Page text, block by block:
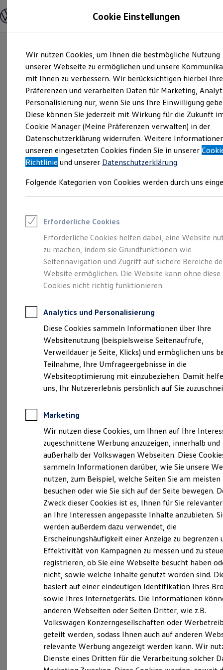
Hauptinhalt
springen
Footer
springen
Modelle und Konfigurator
Modelle vergleichen
Elektroautos
ENERGY Sondermodelle
Nutzfahrzeuge
SUV und CUV
Familienautos
Kombis
Kompaktwagen
Sportwagen
Schnell verfügbare Fahrzeuge
Angebote und Produkte
Aktuelle Angebote
E-Auto-Förderung
Volkswagen Marktplatz
Junge Gebrauchtwagen und Gebrauchtwagen
Saisonangebote
Leasing
Leasing-Angebote
Gebrauchtwagen Leasing
Junge Gebrauchtwagen-Leasing
Elektroauto Leasing
Kleinwagen-Leasing
Leasing ohne Anzahlung
Autokredit mit Schlussrate
Versicherungen und Garantien
Kfz-Versicherung
Restschuldversicherungen
Garantien
Wartungsverträge
Geschäftskunden
Professional Class bei Volkswagen
Großkunden
Behörden
Anpfiff zum Gewinn
Elektroautos
ID. Tutorials
Elektrofahrzeugkonzepte
Reichweite
Reichweite der ID. Modelle
Reichweite im Winter
Laden
Laden unterwegs
Laden Zuhause
Ladezeitensimulator
Batterie
Sicherheit
Garantie und Lebensdauer
Nachhaltigkeit
Technologie
Kosten und Kauf
Verbrauchskosten
Kaufoptionen
E-Auto-Förderung
Software und Konnektivität
Die ID. Software 6
ID. Software Versionen und Updates
Digitale Extras
Schnittstellen zu Ihrem ID.
Eine Klasse für sich.
Der Golf.
Impressum & Rechtliches
Probefahrt vereinbaren
Fahrzeugangebot anfordern
Servicetermin buchen
Serviceanfrage stellen
Details des Golf
Cookie Einstellungen
Wir nutzen Cookies, um Ihnen die bestmögliche Nutzung
unserer Webseite zu ermöglichen und unsere
mit Ihnen zu verbessern. Wir berücksichtigen hierbei Ihre
Präferenzen und verarbeiten Daten für Marketing,
Personalisierung nur, wenn Sie uns Ihre Einwilligung
Diese können Sie jederzeit mit Wirkung für die Zukunft
Cookie Manager (Meine Präferenzen verwalten) in der
Datenschutzerklärung widerrufen. Weitere
unseren eingesetzten Cookies finden Sie in unserer
Richtlinie und unserer Datenschutzerklärung.
Folgende Kategorien von Cookies werden durch uns
Erforderliche Cookies
Erforderliche Cookies helfen dabei, eine Website
zu machen, indem sie Grundfunktionen wie
Seitennavigation und Zugriff auf sichere Bereiche
Website ermöglichen. Die Website kann ohne diese
Cookies nicht richtig funktionieren.
Analytics und Personalisierung
Diese Cookies sammeln Informationen über Ihre
Websitenutzung (beispielsweise Seitenaufrufe,
Verweildauer je Seite, Klicks) und ermöglichen uns
Teilnahme, Ihre Umfrageergebnisse in die
Websiteoptimierung mit einzubeziehen. Damit
uns, Ihr Nutzererlebnis persönlich auf Sie
Marketing
Wir nutzen diese Cookies, um Ihnen auf Ihre
zugeschnittene Werbung anzuzeigen, innerhalb und
außerhalb der Volkswagen Webseiten. Diese
sammeln Informationen darüber, wie Sie unsere
nutzen, zum Beispiel, welche Seiten Sie am meisten
besuchen oder wie Sie sich auf der Seite bewegen.
Zweck dieser Cookies ist es, Ihnen für Sie
an Ihre Interessen angepasste Inhalte anzubieten.
werden außerdem dazu verwendet, die
Erscheinungshäufigkeit einer Anzeige zu begrenzen
Effektivität von Kampagnen zu messen und zu
registrieren, ob Sie eine Webseite besucht haben
nicht, sowie welche Inhalte genutzt worden sind.
basiert auf einer eindeutigen Identifikation Ihres
sowie Ihres Internetgeräts. Die Informationen
anderen Webseiten oder Seiten Dritter, wie z.B.
Volkswagen Konzerngesellschaften oder
geteilt werden, sodass Ihnen auch auf anderen
relevante Werbung angezeigt werden kann. Wir
Dienste eines Dritten für die Verarbeitung solcher